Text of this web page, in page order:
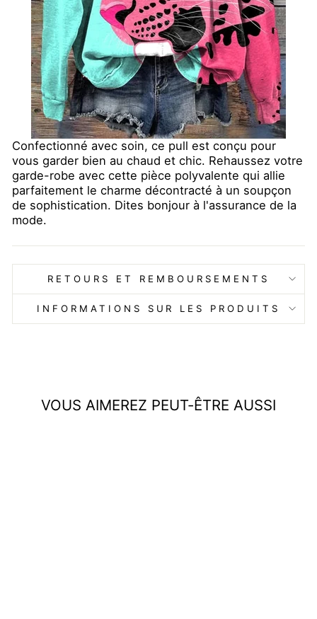
Confectionné avec soin, ce pull est conçu pour
vous garder bien au chaud et chic. Rehaussez votre
garde-robe avec cette pièce polyvalente qui allie
parfaitement le charme décontracté à un soupçon
de sophistication. Dites bonjour à l'assurance de la
mode.
RETOURS ET REMBOURSEMENTS
INFORMATIONS SUR LES PRODUITS
VOUS AIMEREZ PEUT-ÊTRE AUSSI